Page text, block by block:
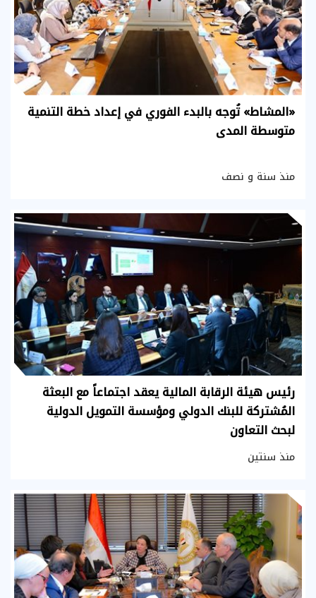
«المشاط» تُوجه بالبدء الفوري في إعداد خطة التنمية
متوسطة المدى
منذ سنة و نصف
رئيس هيئة الرقابة المالية يعقد اجتماعاً مع البعثة
المُشتركة للبنك الدولي ومؤسسة التمويل الدولية
لبحث التعاون
منذ سنتين